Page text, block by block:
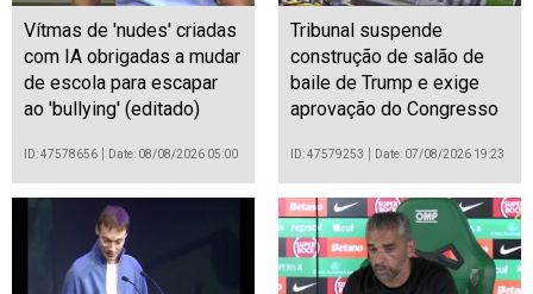
Vítmas de 'nudes' criadas
com IA obrigadas a mudar
de escola para escapar
ao 'bullying' (editado)
ID: 47578656 Date: 08/08/2026 05:00
Tribunal suspende
construção de salão de
baile de Trump e exige
aprovação do Congresso
ID: 47579253 Date: 07/08/2026 19:23